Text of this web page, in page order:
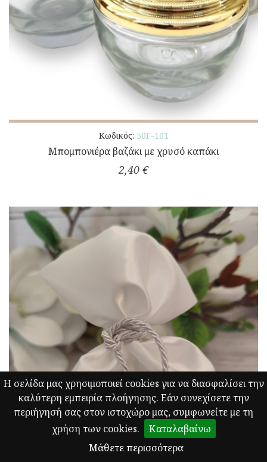
Η σελίδα μας χρησιμοποιεί cookies για να διασφαλίσει την
καλύτερη εμπειρία πλοήγησης. Εάν συνεχίσετε την
περιήγησή σας στον ιστοχώρο μας, συμφωνείτε με τη
χρήση των cookies.
Καταλαβαίνω
Μάθετε περισσότερα
Κωδικός: 50Γ-101
Μπομπονιέρα βαζάκι με χρυσό καπάκι
2,40 €